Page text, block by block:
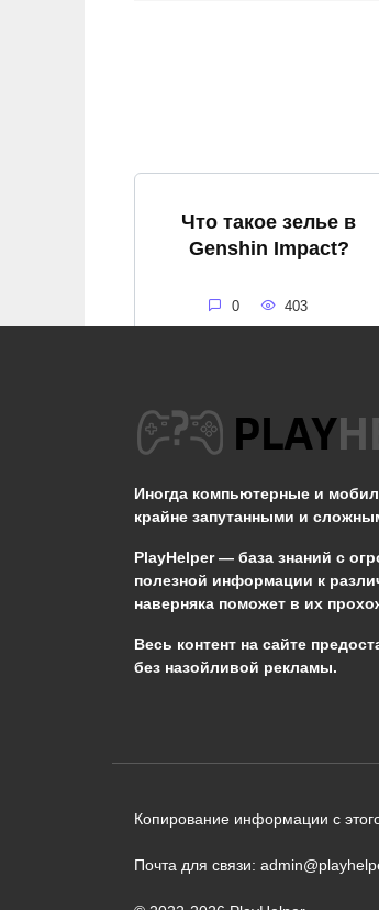
Что такое зелье в
Genshin Impact?
0 403
Как спастись от
Genshin Impact?
0 653
Иногда компьютерные и
крайне запутанными и
PlayHelper — база знаний с
полезной информации к
наверняка поможет в их
Весь контент на сайте
без назойливой рекламы.
Копирование информации с
Почта для связи:
Сообщить об ошибке